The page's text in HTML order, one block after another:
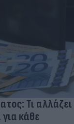
Τι αλλάζει
κάθε